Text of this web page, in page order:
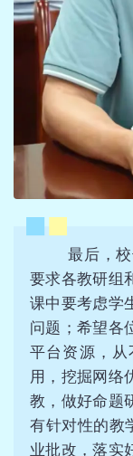
最后，校长
要求各教研组
课中要考虑学
问题；希望各
平台资源，
用，挖掘网络
教，做好命题
有针对性的教
业批改，落实